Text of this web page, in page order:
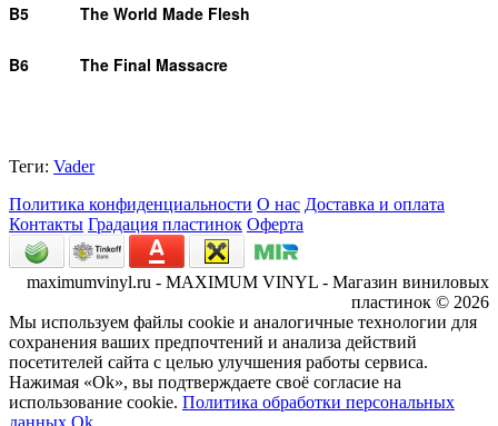
B5 The World Made Flesh
B6 The Final Massacre
Теги: Vader
Политика конфиденциальности О нас Доставка и оплата
Контакты Градация пластинок Оферта
maximumvinyl.ru - MAXIMUM VINYL - Магазин виниловых
пластинок © 2026
Мы используем файлы cookie и аналогичные технологии для
сохранения ваших предпочтений и анализа действий
посетителей сайта с целью улучшения работы сервиса.
Нажимая «Ok», вы подтверждаете своё согласие на
использование cookie. Политика обработки персональных
данных Ok